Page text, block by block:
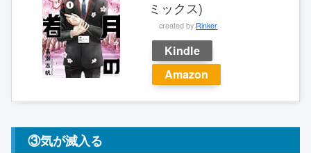
ミックス)
created by Rinker
Kindle
Amazon
③気が滅入る